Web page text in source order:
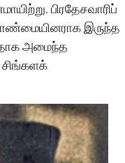
பிரதேசவாரிப்
இருந்த
அமைந்த
சிங்களக்